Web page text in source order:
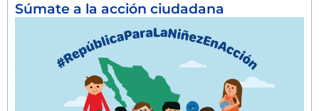
Súmate a la acción ciudadana